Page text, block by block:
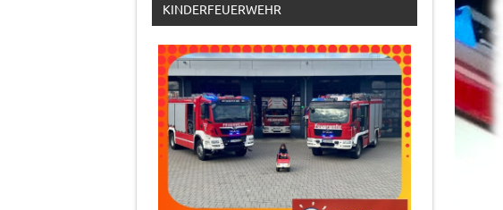
KINDERFEUERWEHR